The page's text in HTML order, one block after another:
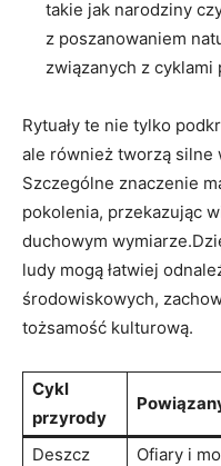
takie jak narodziny
z poszanowaniem
związanych z
Rytuały te nie tylko
ale również tworzą silne
Szczególne znaczenie
pokolenia, przekazując
duchowym
ludy mogą łatwiej
środowiskowych,
tożsamość kulturową.
Cykl
przyrody
Deszcz
Ofiary i